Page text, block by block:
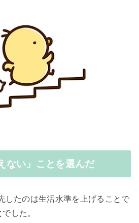
ない」ことを選んだ
したのは生活水準を上げることで
でした。